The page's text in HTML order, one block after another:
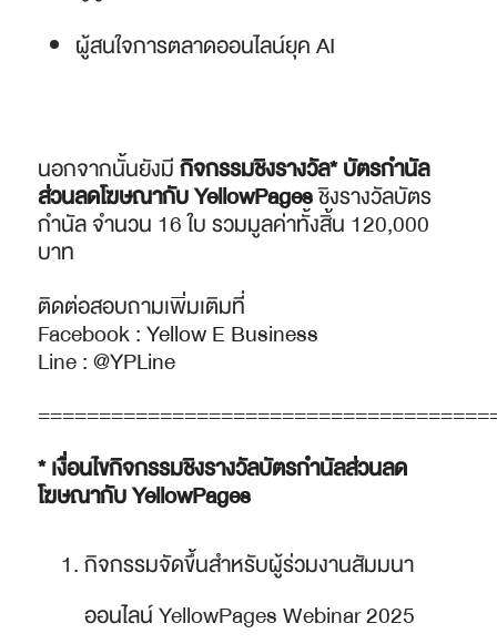
ผู้สนใจการตลาดออนไลน์ยุค AI
นอกจากนั้นยังมีกิจกรรมชิงรางวัล* บัตรกำนัล
ส่วนลดโฆษณากับYellowPagesชิงรางวัลบัตร
กำนัล จำนวน 16 ใบ รวมมูลค่าทั้งสิ้น 120,000
บาท
ติดต่อสอบถามเพิ่มเติมที่
Facebook :Yellow E Business
Line :@YPLine
* เงื่อนไขกิจกรรมชิงรางวัลบัตรกำนัลส่วนลด
โฆษณากับYellowPages
กิจกรรมจัดขึ้นสำหรับผู้ร่วมงานสัมมนา
ออนไลน์ YellowPages Webinar 2025